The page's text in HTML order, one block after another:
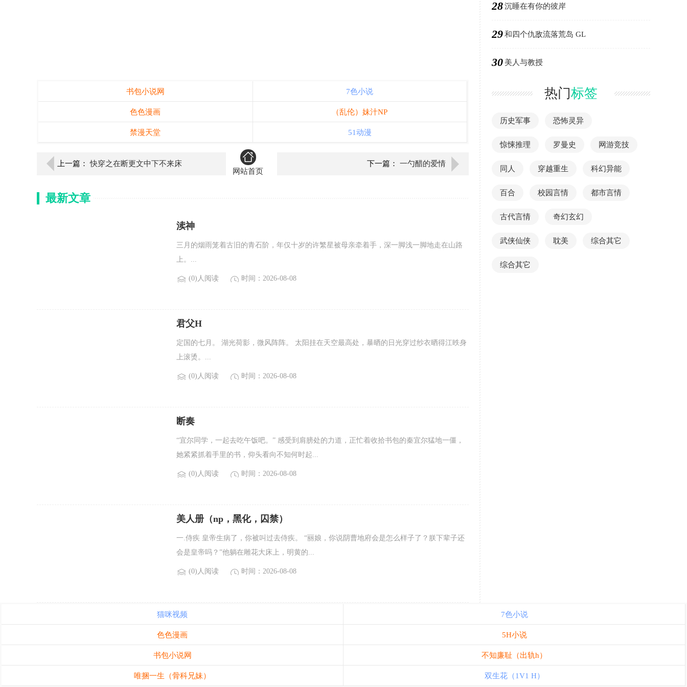
书包小说网 7色小说
色色漫画 （乱伦）妹汁NP
禁漫天堂 51动漫
上一篇：快穿之在断更文中下不来床
网站首页
下一篇： 一勺醋的爱情
最新文章
渎神
三月的烟雨笼着古旧的青石阶，年仅十岁的许繁星被母亲牵着手，深一脚浅一脚地走在山路
上。...
(0)人阅读 时间：2026-08-08
君父H
定国的七月。 湖光荷影，微风阵阵。 太阳挂在天空最高处，暴晒的日光穿过纱衣晒得江昳身
上滚烫。...
(0)人阅读 时间：2026-08-08
断奏
“宜尔同学，一起去吃午饭吧。” 感受到肩膀处的力道，正忙着收拾书包的秦宜尔猛地一僵，
她紧紧抓着手里的书，仰头看向不知何时起...
(0)人阅读 时间：2026-08-08
美人册（np，黑化，囚禁）
一.侍疾 皇帝生病了，你被叫过去侍疾。 “丽娘，你说阴曹地府会是怎么样子了？朕下辈子还
会是皇帝吗？”他躺在雕花大床上，明黄的...
(0)人阅读 时间：2026-08-08
28沉睡在有你的彼岸
29和四个仇敌流落荒岛 GL
30 美人与教授
热门标签
历史军事 恐怖灵异
惊悚推理 罗曼史 网游竞技
同人 穿越重生 科幻异能
百合 校园言情 都市言情
古代言情 奇幻玄幻
武侠仙侠 耽美 综合其它
综合其它
猫咪视频 7色小说
色色漫画 5H小说
书包小说网 不知廉耻（出轨h）
唯捆一生（骨科兄妹） 双生花（1V1 H）